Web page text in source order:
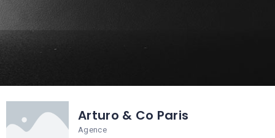
Arturo & Co Paris
Agence